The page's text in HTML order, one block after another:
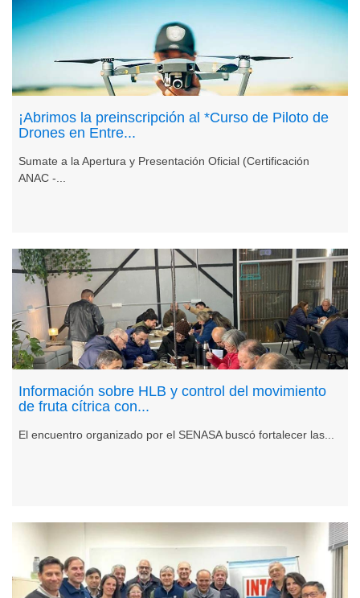
¡Abrimos la preinscripción al *Curso de Piloto de
Drones en Entre...
Sumate a la Apertura y Presentación Oficial (Certificación
ANAC -...
Información sobre HLB y control del movimiento
de fruta cítrica con...
El encuentro organizado por el SENASA buscó fortalecer las...